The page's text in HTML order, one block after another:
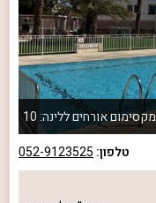
מקסימום אורחים ללינה: 10
טלפון: 052-9123525